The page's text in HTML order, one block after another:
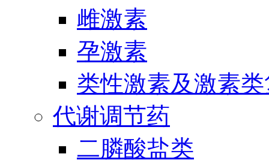
雌激素
孕激素
类性激素及激素
代谢调节药
二膦酸盐类